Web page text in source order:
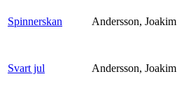
Spinnerskan Andersson, Joakim
Svart jul Andersson, Joakim